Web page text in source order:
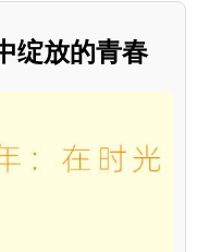
绽放的青春